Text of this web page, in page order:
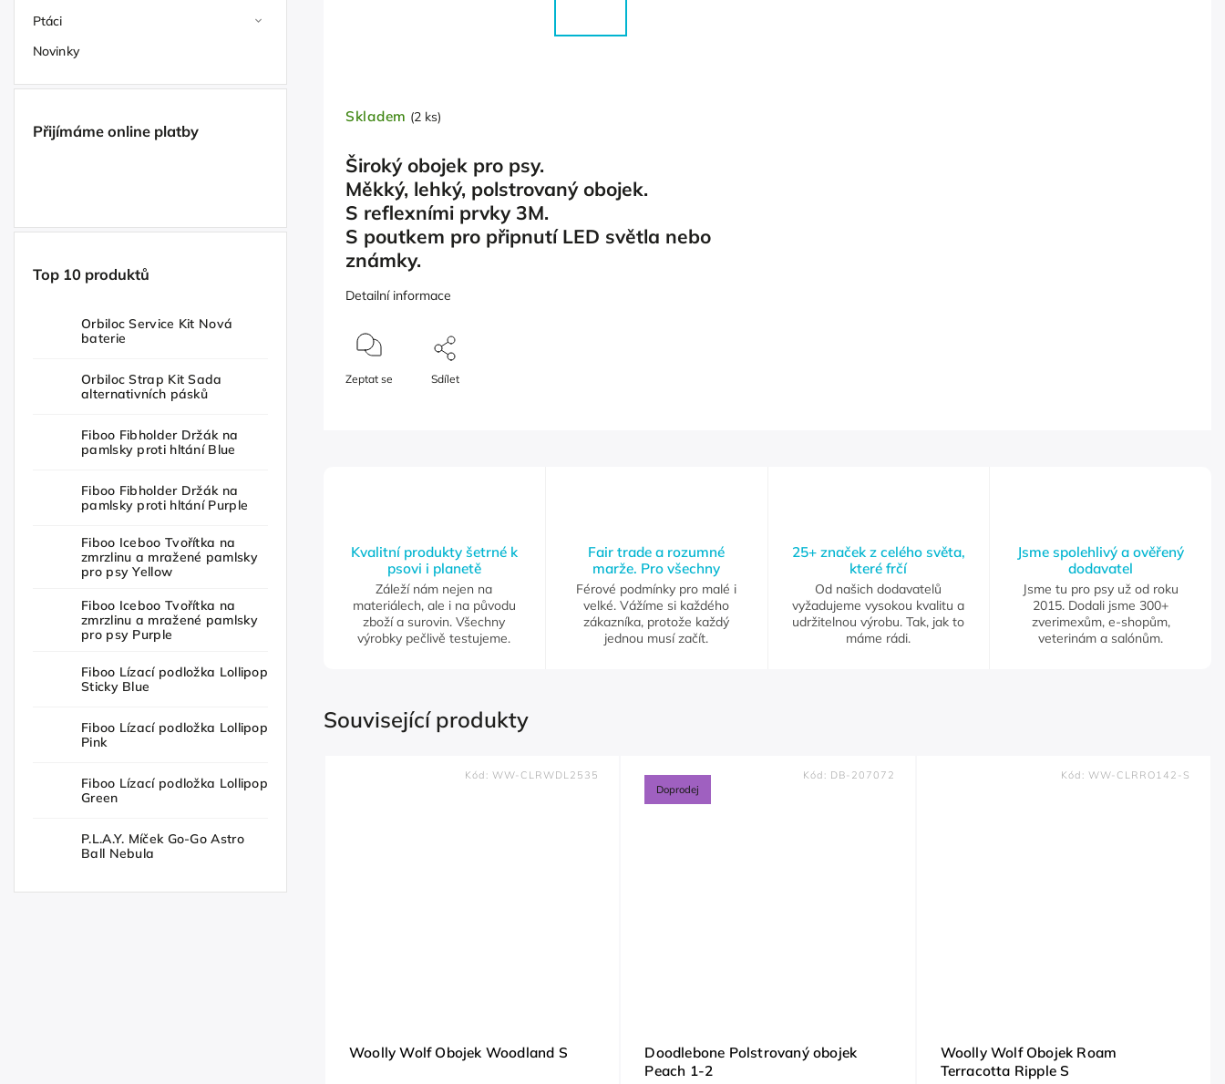
Ptáci
Novinky
Přijímáme online platby
Top 10 produktů
Orbiloc Service Kit Nová
baterie
Orbiloc Strap Kit Sada
alternativních pásků
Fiboo Fibholder Držák na
pamlsky proti hltání Blue
Fiboo Fibholder Držák na
pamlsky proti hltání Purple
Fiboo Iceboo Tvořítka na
zmrzlinu a mražené pamlsky
pro psy Yellow
Fiboo Iceboo Tvořítka na
zmrzlinu a mražené pamlsky
pro psy Purple
Fiboo Lízací podložka Lollipop
Sticky Blue
Fiboo Lízací podložka Lollipop
Pink
Fiboo Lízací podložka Lollipop
Green
P.L.A.Y. Míček Go-Go Astro
Ball Nebula
Skladem (2 ks)
Široký obojek pro psy.
Měkký, lehký, polstrovaný obojek.
S reflexními prvky 3M.
S poutkem pro připnutí LED světla nebo
známky.
Detailní informace
Zeptat se Sdílet
Kvalitní produkty šetrné k
psovi i planetě
Záleží nám nejen na
materiálech, ale i na původu
zboží a surovin. Všechny
výrobky pečlivě testujeme.
Fair trade a rozumné
marže. Pro všechny
Férové podmínky pro malé i
velké. Vážíme si každého
zákazníka, protože každý
jednou musí začít.
25+ značek z celého světa,
které frčí
Od našich dodavatelů
vyžadujeme vysokou kvalitu a
udržitelnou výrobu. Tak, jak to
máme rádi.
Jsme spolehlivý a ověřený
dodavatel
Jsme tu pro psy už od roku
2015. Dodali jsme 300+
zverimexům, e-shopům,
veterinám a salónům.
Související produkty
Woolly Wolf Obojek Woodland S
Kód:WW-CLRWDL2535
Doprodej
Doodlebone Polstrovaný obojek
Peach 1-2
Kód: DB-207072
Woolly Wolf Obojek Roam
Terracotta Ripple S
Kód: WW-CLRRO142-S